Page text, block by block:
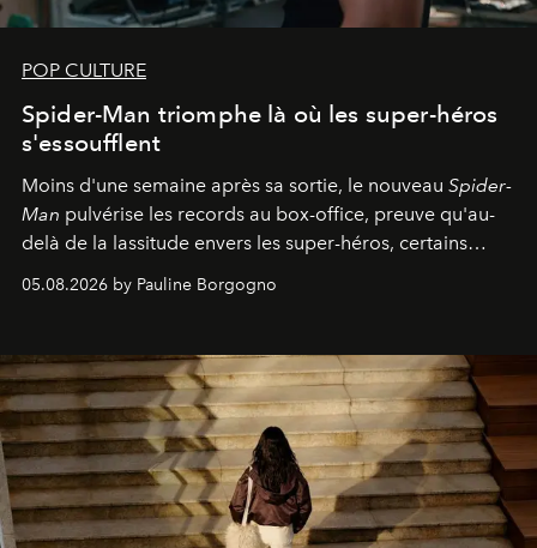
POP CULTURE
Spider-Man triomphe là où les super-héros
s'essoufflent
Moins d'une semaine après sa sortie, le nouveau Spider-
Man pulvérise les records au box-office, preuve qu'au-
delà de la lassitude envers les super-héros, certains
personnages continuent de susciter une ferveur intacte.
05.08.2026 by Pauline Borgogno